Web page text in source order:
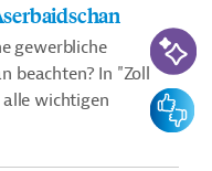
gewerbliche
beachten? In "Zoll
wichtigen
KI-